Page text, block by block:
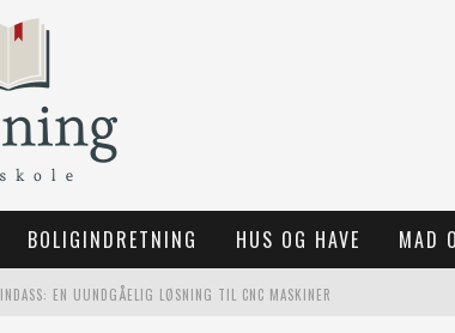
BOLIGINDRETNING HUS OG HAVE MAD
INDASS: EN UUNDGÅELIG LØSNING TIL CNC MASKINER